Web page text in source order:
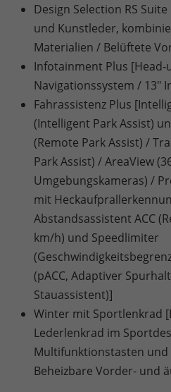
Design Selection RS
und Kunstleder,
Materialien / Belüftete
Infotainment Plus [Head-
Navigationssystem / 13"
Fahrassistenz Plus
(Intelligent Park Assist)
(Remote Park Assist) /
Park Assist) / AreaView
Umgebungskameras) /
mit
Abstandsassistent ACC
km/h) und Speedlimiter
(pACC, Adaptiver
Stauassistent)]
Winter mit Sportlenkrad
Lederlenkrad im
Multifunktionstasten und
Beheizbare Vorder- und